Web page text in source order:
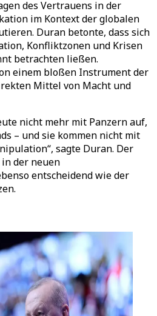
des Vertrauens in der
im Kontext der globalen
Duran betonte, dass sich
Konfliktzonen und Krisen
betrachten ließen.
einem bloßen Instrument der
Mittel von Macht und
nicht mehr mit Panzern auf,
– und sie kommen nicht mit
sagte Duran. Der
der neuen
entscheidend wie der